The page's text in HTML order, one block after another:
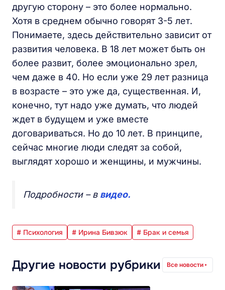
другую сторону – это более нормально.
Хотя в среднем обычно говорят 3-5 лет.
Понимаете, здесь действительно зависит от
развития человека. В 18 лет может быть он
более развит, более эмоционально зрел,
чем даже в 40. Но если уже 29 лет разница
в возрасте – это уже да, существенная. И,
конечно, тут надо уже думать, что людей
ждет в будущем и уже вместе
договариваться. Но до 10 лет. В принципе,
сейчас многие люди следят за собой,
выглядят хорошо и женщины, и мужчины.
Подробности – в видео.
# Психология # Ирина Бивзюк # Брак и семья
Другие новости рубрики Все новости